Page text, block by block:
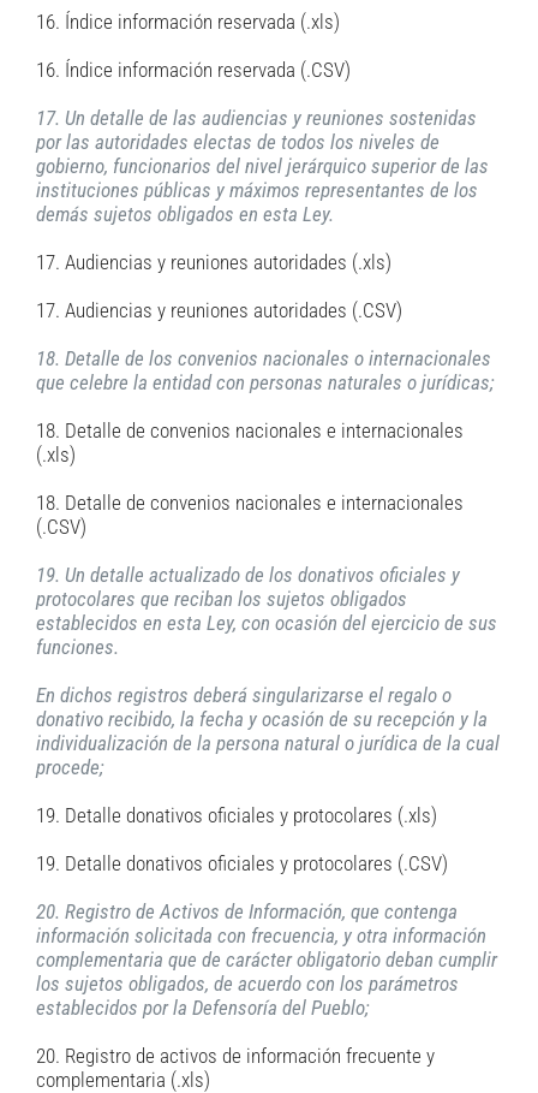
16. Índice información reservada (.xls)
16. Índice información reservada (.CSV)
17. Un detalle de las audiencias y reuniones sostenidas
por las autoridades electas de todos los niveles de
gobierno, funcionarios del nivel jerárquico superior de las
instituciones públicas y máximos representantes de los
demás sujetos obligados en esta Ley.
17. Audiencias y reuniones autoridades (.xls)
17. Audiencias y reuniones autoridades (.CSV)
18. Detalle de los convenios nacionales o internacionales
que celebre la entidad con personas naturales o jurídicas;
18. Detalle de convenios nacionales e internacionales
(.xls)
18. Detalle de convenios nacionales e internacionales
(.CSV)
19. Un detalle actualizado de los donativos oficiales y
protocolares que reciban los sujetos obligados
establecidos en esta Ley, con ocasión del ejercicio de sus
funciones.
En dichos registros deberá singularizarse el regalo o
donativo recibido, la fecha y ocasión de su recepción y la
individualización de la persona natural o jurídica de la cual
procede;
19. Detalle donativos oficiales y protocolares (.xls)
19. Detalle donativos oficiales y protocolares (.CSV)
20. Registro de Activos de Información, que contenga
información solicitada con frecuencia, y otra información
complementaria que de carácter obligatorio deban cumplir
los sujetos obligados, de acuerdo con los parámetros
establecidos por la Defensoría del Pueblo;
20. Registro de activos de información frecuente y
complementaria (.xls)